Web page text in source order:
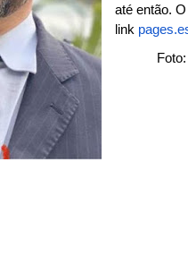
até então.
link